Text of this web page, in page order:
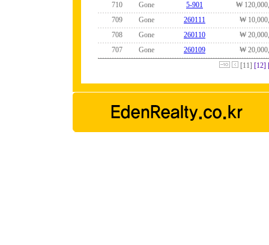
710
Gone 5-901
₩
709
Gone 260111
₩
708
Gone 260110
₩
707
Gone 260109
₩
[11] [12]